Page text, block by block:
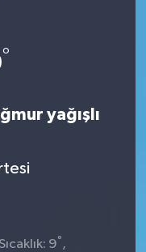
°
yağışlı
9° ,